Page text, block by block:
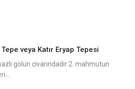
veya Katır Eryap Tepesi
gölün civarındadır 2. mahmutun